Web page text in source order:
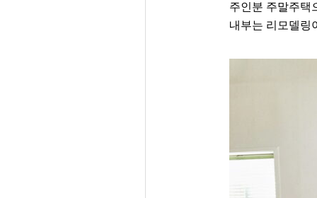
주인분 주말주택
내부는 리모델링